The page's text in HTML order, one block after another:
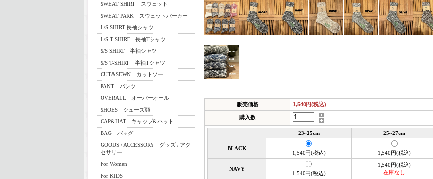
SWEAT SHIRT スウェット
SWEAT PARK スウェットパーカー
L/S SHIRT 長袖シャツ
L/S T-SHIRT 長袖Tシャツ
S/S SHIRT 半袖シャツ
S/S T-SHIRT 半袖Tシャツ
CUT&SEWN カットソー
PANT パンツ
OVERALL オーバーオール
SHOES シューズ類
CAP&HAT キャップ&ハット
BAG バッグ
GOODS / ACCESSORY グッズ / アク
セサリー
For Women
For KIDS
販売価格 1,540円(税込)
購入数
23~25cm 25~27cm
BLACK
1,540円(税込) 1,540円(税込)
NAVY
1,540円(税込)
1,540円(税込)
在庫なし